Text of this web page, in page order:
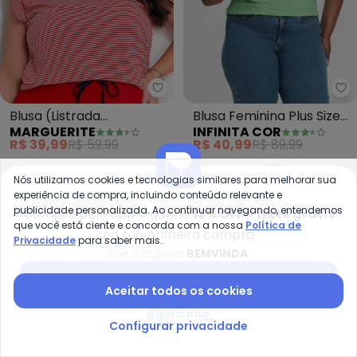
Marguerite - Blusa (Listrada
Blusa (Listrada
Vermelha) Muscle Tee
MARGUERITE
R$ 39,99R$ 59,99
Blusa Feminina Plus Size
da (Verde)
INFINITA COR
R$ 40,99R$ 89,99
-70%
-61%
Compre pelo app e ganhe12% OFF + frete grátis
na sua primeira compra
Nós utilizamos cookies e tecnologias similares para melhorar sua
experiência de compra, incluindo conteúdo relevante e
publicidade personalizada. Ao continuar navegando, entendemos
que você está ciente e concorda com a nossa Política de
Privacidadepara saber mais.
Aceitar todos os cookies
Configurar privacidade